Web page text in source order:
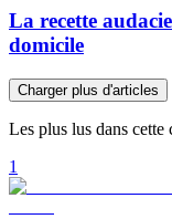
La recette
domicile
Charger plus d'articles
Les plus lus dans cette
1